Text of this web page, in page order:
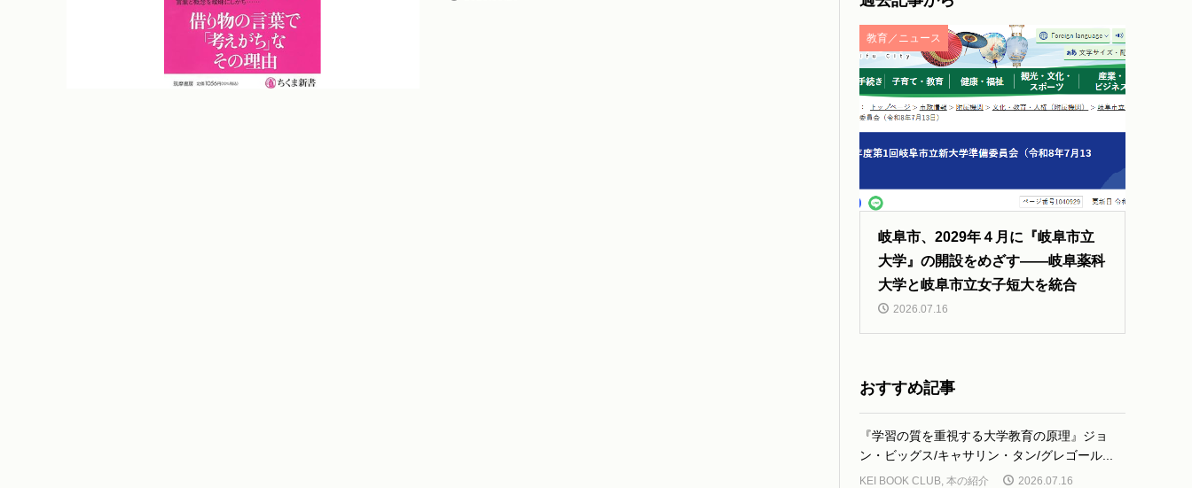
教育／ニュース
岐阜市、2029年４月に『岐阜市立
大学』の開設をめざす――岐阜薬科
大学と岐阜市立女子短大を統合
2026.07.16
おすすめ記事
『学習の質を重視する大学教育の原理』ジョ
ン・ビッグス/キャサリン・タン/グレゴール...
KEI BOOK CLUB ,本の紹介 2026.07.16